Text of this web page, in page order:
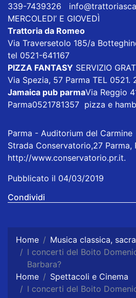
339-7439326
MERCOLEDI’ E GIOVEDÌ
Trattoria da Romeo
Via Traversetolo 185/a
tel 0521-641167
PIZZA FANTASY SERVIZIO
Via Spezia, 57 Parma TEL 0521.
Jamaica pub parmaVia Reggio
Parma0521781357 pizza e
Parma - Auditorium del Carmine
Strada Conservatorio,27 Parma,
http://www.conservatorio.pr.it.
Pubblicato il 04/03/2019
Condividi
Home
Musica classica,
I concerti del Boito
Barbara?
Home
Spettacoli e Cinema
I concerti del Boito